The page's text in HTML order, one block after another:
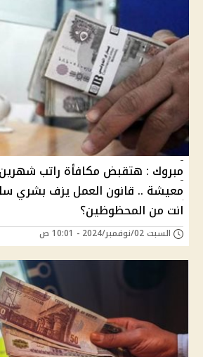
مبروك : هتقبض مكافأة راتب
معيشة .. قانون العمل يزف بشري
انت من المحظوظين؟
السبت 02/نوفمبر/2024 - 10:01 ص